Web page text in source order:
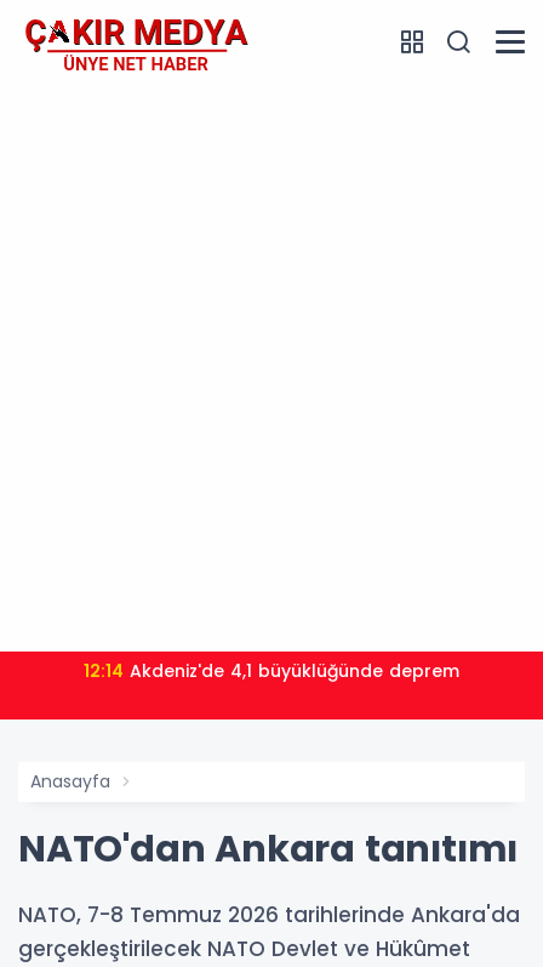
12:14 Akdeniz'de 4,1 büyüklüğünde deprem
Anasayfa
NATO'dan Ankara tanıtımı
NATO, 7-8 Temmuz 2026 tarihlerinde Ankara'da
gerçekleştirilecek NATO Devlet ve Hükûmet